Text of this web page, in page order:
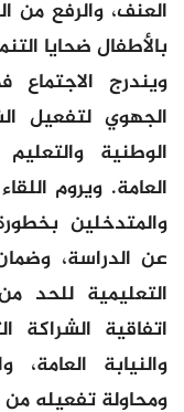
العنف، والرفع من
بالأطفال ضحايا
ويندرج الاجتماع
الجهوي لتفعيل
الوطنية والتعليم
العامة. ويروم
والمتدخلين
عن الدراسة،
التعليمية للحد
اتفاقية
والنيابة
ومحاولة تفعيله